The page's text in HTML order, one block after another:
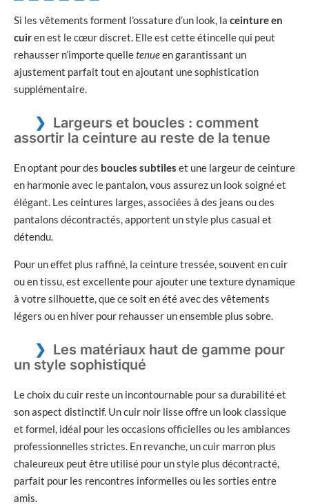
Si les vêtements forment l’ossature d’un look, la ceinture en
cuiren est le cœur discret. Elle est cette étincelle qui peut
rehausser n’importe quelletenueen garantissant un
ajustement parfait tout en ajoutant une sophistication
supplémentaire.
Largeurs et boucles : comment
assortir la ceinture au reste de la tenue
En optant pour des boucles subtiles et une largeur de ceinture
en harmonie avec le pantalon, vous assurez un look soigné et
élégant. Les ceintures larges, associées à des jeans ou des
pantalons décontractés, apportent un style plus casual et
détendu.
Pour un effet plus raffiné, la ceinture tressée, souvent en cuir
ou en tissu, est excellente pour ajouter une texture dynamique
à votre silhouette, que ce soit en été avec des vêtements
légers ou en hiver pour rehausser un ensemble plus sobre.
Les matériaux haut de gamme pour
un style sophistiqué
Le choix du cuir reste un incontournable pour sa durabilité et
son aspect distinctif. Un cuir noir lisse offre un look classique
et formel, idéal pour les occasions officielles ou les ambiances
professionnelles strictes. En revanche, un cuir marron plus
chaleureux peut être utilisé pour un style plus décontracté,
parfait pour les rencontres informelles ou les sorties entre
amis.